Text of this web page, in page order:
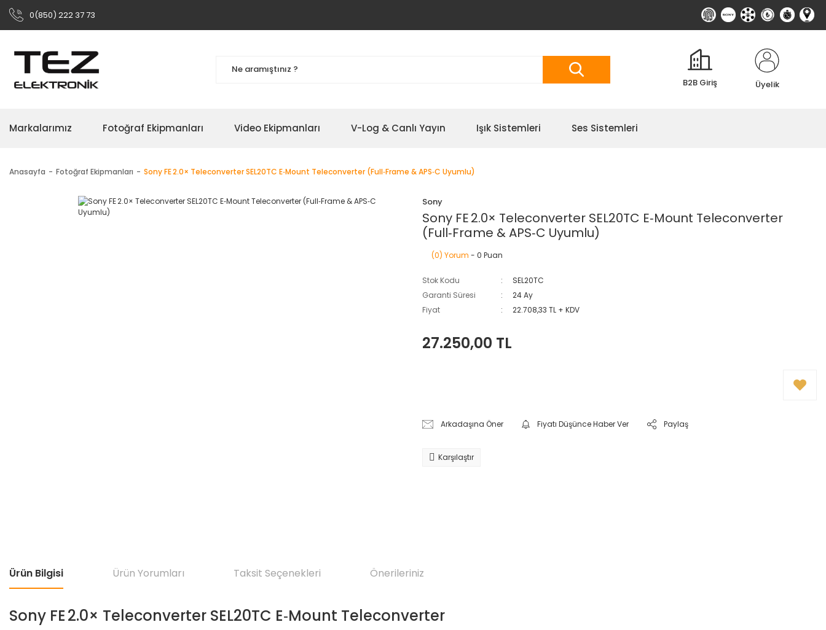
0(850) 222 37 73
B2B Giriş Üyelik
Markalarımız Fotoğraf Ekipmanları Video Ekipmanları V-Log & Canlı Yayın Işık Sistemleri Ses Sistemleri
Anasayfa Fotoğraf Ekipmanları Sony FE 2.0× Teleconverter SEL20TC E‑Mount Teleconverter (Full‑Frame & APS‑C Uyumlu)
Sony
Sony FE 2.0× Teleconverter SEL20TC E‑Mount Teleconverter
(Full‑Frame & APS‑C Uyumlu)
(0) Yorum - 0 Puan
Stok Kodu
SEL20TC
Garanti Süresi
24 Ay
Fiyat
22.708,33 TL + KDV
27.250,00 TL
Arkadaşına Öner Fiyatı Düşünce Haber Ver Paylaş
Karşılaştır
Ürün Bilgisi Ürün Yorumları Taksit Seçenekleri Önerileriniz
Sony FE 2.0× Teleconverter SEL20TC E‑Mount Teleconverter